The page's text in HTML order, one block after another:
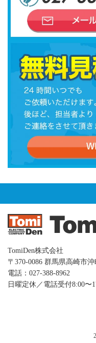
TomiDen株式会社
〒370-0086 群⾺県⾼崎市沖
電話：027-388-8962
日曜定休／電話受付8:00〜